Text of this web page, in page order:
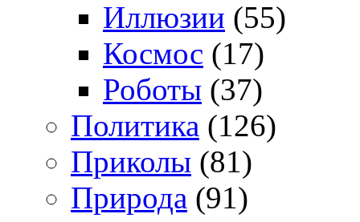
Иллюзии (55)
Космос (17)
Роботы (37)
Политика (126)
Приколы (81)
Природа (91)